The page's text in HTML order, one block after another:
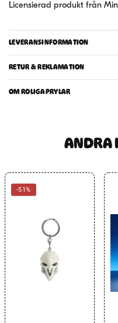
Licensierad produkt från
LEVERANSINFORMATION
RETUR & REKLAMATION
OM ROLIGAPRYLAR
ANDRA
-51%